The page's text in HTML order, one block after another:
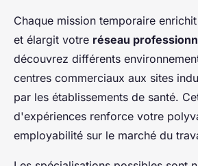
Chaque mission temporaire
et élargit votre réseau
découvrez différents
centres commerciaux aux sites
par les établissements de santé.
d'expériences renforce votre
employabilité sur le marché du